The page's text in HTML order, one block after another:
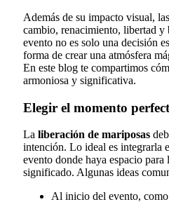
Además de su impacto visual,
cambio, renacimiento, libertad y
evento no es solo una decisión
forma de crear una atmósfera
En este blog te compartimos
armoniosa y significativa.
Elegir el momento
La liberación de mariposas
intención. Lo ideal es integrarla
evento donde haya espacio
significado. Algunas ideas
Al inicio del evento,